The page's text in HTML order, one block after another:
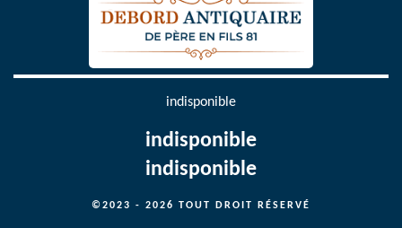
indisponible
indisponible
indisponible
©2023 - 2026 TOUT DROIT RÉSERVÉ